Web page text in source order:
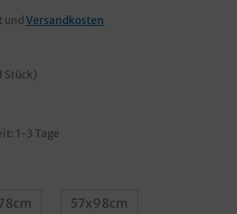
und Versandkosten
Stück)
1-3 Tage
57x98cm